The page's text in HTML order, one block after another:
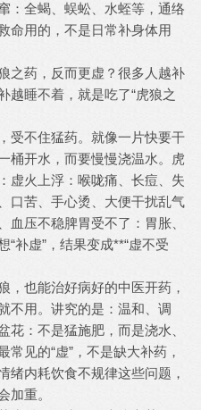
：全蝎、蜈蚣、水蛭等，通络
命用的，不是日常补身体用
之药，反而更虚？很多人越补
越睡不着，就是吃了“虎狼之
受不住猛药。就像一片快要干
桶开水，而要慢慢浇温水。虎
虚火上浮：喉咙痛、长痘、失
口苦、手心烫、大便干扰乱气
血压不稳脾胃受不了：胃胀、
补虚”，结果变成**“虚不受
，也能治好病好的中医开药，
不用。讲究的是：温和、调
花：不是猛施肥，而是浇水、
见的“虚”，不是缺大补药，
绪内耗饮食不规律这些问题，
加重。